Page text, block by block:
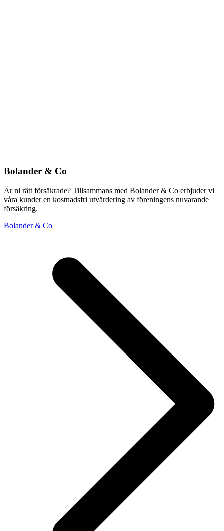
Bolander & Co
Är ni rätt försäkrade? Tillsammans med Bolander & Co erbjuder vi
våra kunder en kostnadsfri utvärdering av föreningens nuvarande
försäkring.
Bolander & Co